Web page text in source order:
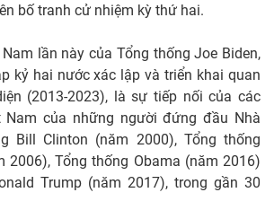
bố tranh cử nhiệm kỳ thứ hai.
lần này của Tổng thống Joe Biden,
kỷ hai nước xác lập và triển khai quan
(2013-2023), là sự tiếp nối của các
Nam của những người đứng đầu Nhà
Bill Clinton (năm 2000), Tổng thống
2006), Tổng thống Obama (năm 2016)
Trump (năm 2017), trong gần 30